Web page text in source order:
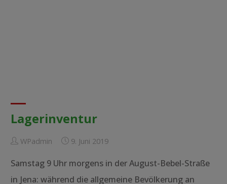
Lagerinventur
WPadmin 9. Juni 2019
Samstag 9 Uhr morgens in der August-Bebel-Straße
in Jena: während die allgemeine Bevölkerung an